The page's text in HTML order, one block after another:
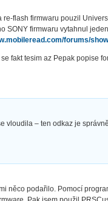
re-flash firmwaru pouzil
SONY firmwaru vytahnul
forums/
fakt tesim az Pepak popise
vloudila – ten odkaz je
něco podařilo. Pomocí